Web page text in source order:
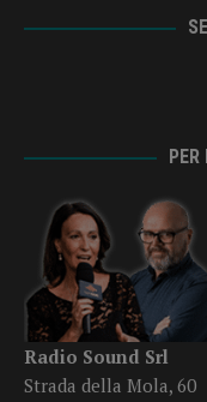
Radio Sound Srl
Strada della Mola, 60